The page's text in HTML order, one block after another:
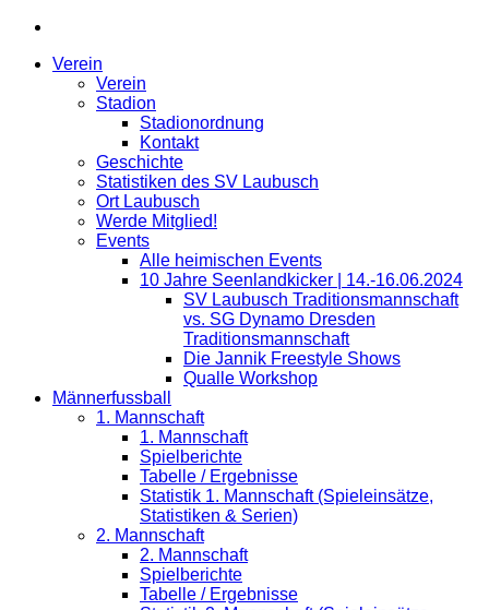
Verein
Verein
Stadion
Stadionordnung
Kontakt
Geschichte
Statistiken des SV Laubusch
Ort Laubusch
Werde Mitglied!
Events
Alle heimischen Events
10 Jahre Seenlandkicker | 14.-16.06.2024
SV Laubusch Traditionsmannschaft
vs. SG Dynamo Dresden
Traditionsmannschaft
Die Jannik Freestyle Shows
Qualle Workshop
Männerfussball
1. Mannschaft
1. Mannschaft
Spielberichte
Tabelle / Ergebnisse
Statistik 1. Mannschaft (Spieleinsätze,
Statistiken & Serien)
2. Mannschaft
2. Mannschaft
Spielberichte
Tabelle / Ergebnisse